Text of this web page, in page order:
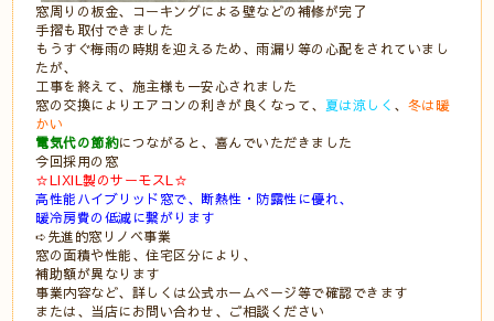
窓周りの板金、コーキングによる壁などの補修が完了
手摺も取付できました
もうすぐ梅雨の時期を迎えるため、雨漏り等の心配をされていまし
たが、
工事を終えて、施主様も一安心されました
窓の交換によりエアコンの利きが良くなって、 夏は涼しく 、 冬は暖
かい
電気代の節約につながると、喜んでいただきました
今回採用の窓⠀
☆LIXIL製のサーモスL☆
高性能ハイブリッド窓で、断熱性・防露性に優れ、⠀
暖冷房費の低減に繋がります⠀
➪先進的窓リノベ事業⠀
窓の面積や性能、住宅区分により、⠀
補助額が異なります⠀
事業内容など、詳しくは公式ホームページ等で確認できます⠀
または、当店にお問い合わせ、ご相談ください⠀